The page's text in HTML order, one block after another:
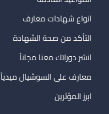
انواع شهادات معارف
التأكد من صحة الشهادة
انشر دوراتك معنا مجاناً
معارف على السوشيال ميدياً
ابرز المؤثرين